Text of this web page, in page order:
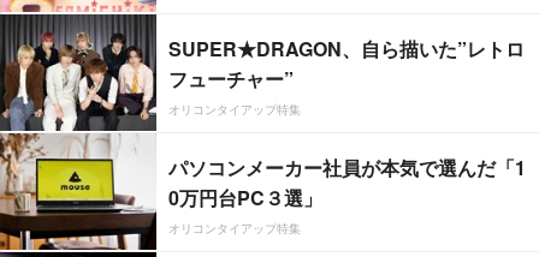
SUPER★DRAGON、自ら描いた”レトロ
フューチャー”
オリコンタイアップ特集
パソコンメーカー社員が本気で選んだ「1
0万円台PC３選」
オリコンタイアップ特集